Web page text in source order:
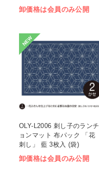
卸価格は会員のみ公開
NEW
OLY-L2006 刺し子のランチ
ョンマット 布パック 「花
刺し」 藍 3枚入 (袋)
卸価格は会員のみ公開